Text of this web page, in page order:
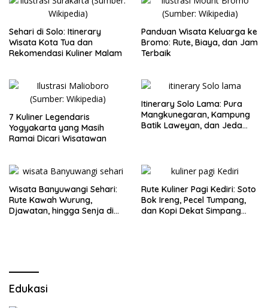
Sehari di Solo: Itinerary
Wisata Kota Tua dan
Rekomendasi Kuliner Malam
Panduan Wisata Keluarga ke
Bromo: Rute, Biaya, dan Jam
Terbaik
7 Kuliner Legendaris
Yogyakarta yang Masih
Ramai Dicari Wisatawan
Itinerary Solo Lama: Pura
Mangkunegaran, Kampung
Batik Laweyan, dan Jeda
Wisata Banyuwangi Sehari:
Rute Kawah Wurung,
Djawatan, hingga Senja di
Rute Kuliner Pagi Kediri: Soto
Bok Ireng, Pecel Tumpang,
dan Kopi Dekat Simpang
Edukasi